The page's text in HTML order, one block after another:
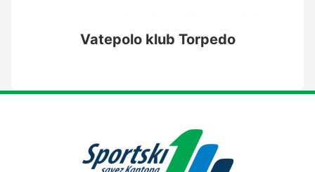
Vatepolo klub Torpedo